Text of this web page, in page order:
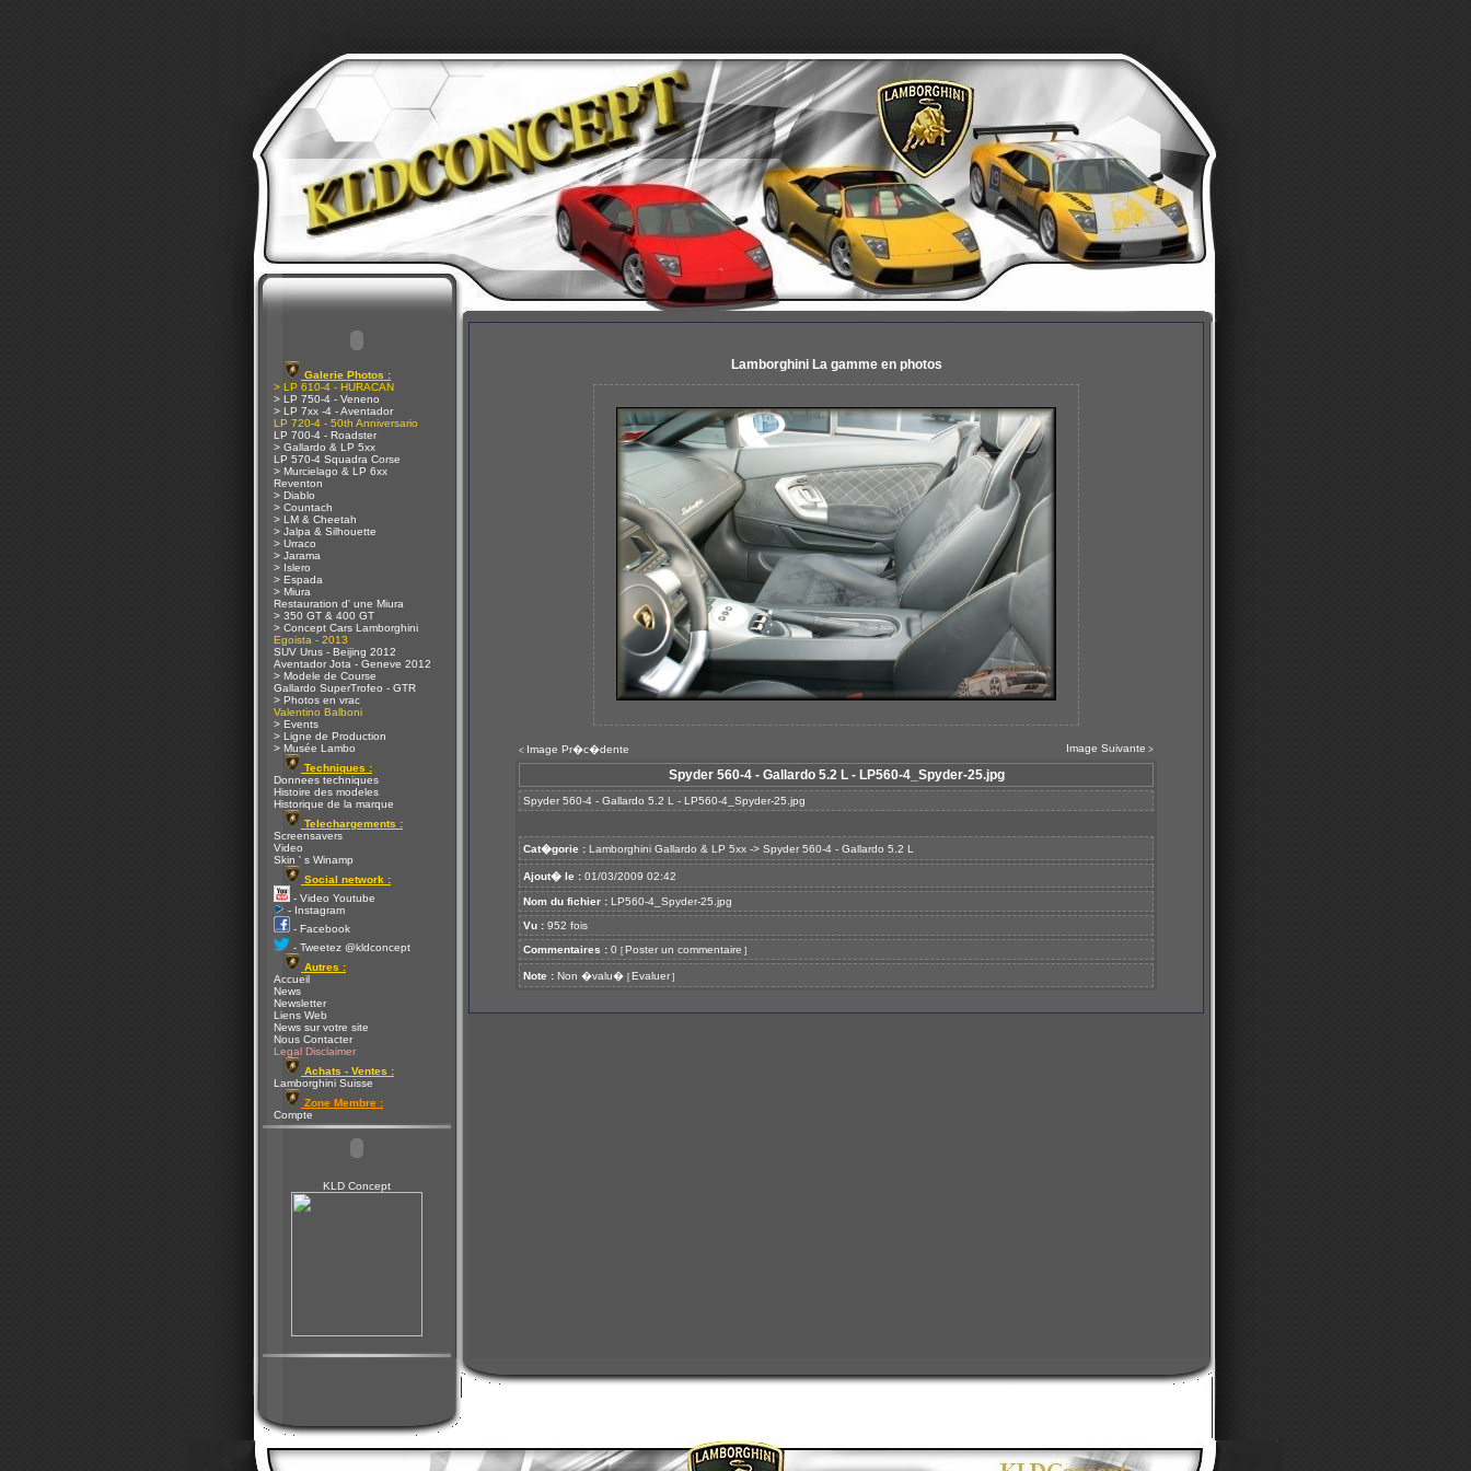
Galerie Photos :
> LP 610-4 - HURACAN
> LP 750-4 - Veneno
> LP 7xx -4 - Aventador
LP 720-4 - 50th Anniversario
LP 700-4 - Roadster
> Gallardo & LP 5xx
LP 570-4 Squadra Corse
> Murcielago & LP 6xx
Reventon
> Diablo
> Countach
> LM & Cheetah
> Jalpa & Silhouette
> Urraco
> Jarama
> Islero
> Espada
> Miura
Restauration d' une Miura
> 350 GT & 400 GT
> Concept Cars Lamborghini
Egoista - 2013
SUV Urus - Beijing 2012
Aventador Jota - Geneve 2012
> Modele de Course
Gallardo SuperTrofeo - GTR
> Photos en vrac
Valentino Balboni
> Events
> Ligne de Production
> Musée Lambo
Techniques :
Donnees techniques
Histoire des modeles
Historique de la marque
Telechargements :
Screensavers
Video
Skin ' s Winamp
Social network :
- Video Youtube
- Instagram
- Facebook
- Tweetez @kldconcept
Autres :
Accueil
News
Newsletter
Liens Web
News sur votre site
Nous Contacter
Legal Disclaimer
Achats - Ventes :
Lamborghini Suisse
Zone Membre :
Compte
KLD Concept
Lamborghini La gamme en photos
< Image Pr�c�dente Image Suivante >
Spyder 560-4 - Gallardo 5.2 L - LP560-4_Spyder-25.jpg
Spyder 560-4 - Gallardo 5.2 L - LP560-4_Spyder-25.jpg
Cat�gorie : Lamborghini Gallardo & LP 5xx -> Spyder 560-4 - Gallardo 5.2 L
Ajout� le : 01/03/2009 02:42
Nom du fichier : LP560-4_Spyder-25.jpg
Vu : 952 fois
Commentaires : 0 [ Poster un commentaire ]
Note : Non �valu� [ Evaluer ]